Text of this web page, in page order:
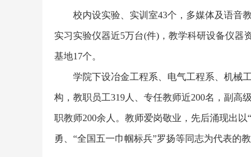
校内设实验、实训室43个，多媒体及语音
实习实验仪器近5万台(件)，教学科研设备仪器
基地17个。
学院下设冶金工程系、电气工程系、机械
构，教职员工319人、专任教师近200名，副高
职教师200余人。教师爱岗敬业，先后涌现出
勇、“全国五一巾帼标兵”罗扬等同志为代表的教